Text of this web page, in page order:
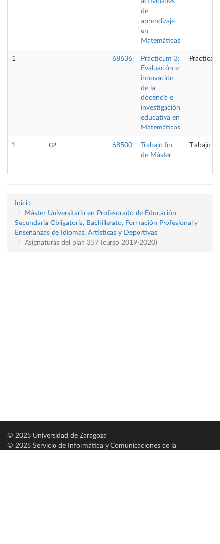
actividades
de
aprendizaje
en
Matemáticas
1 68636
Prácticum 3:
Evaluación e
innovación
de la
docencia e
investigación
educativa en
Matemáticas
Prácticas
1 C2 68500
Trabajo fin
de Máster
Trabajo
Inicio
Máster Universitario en Profesorado de Educación
Secundaria Obligatoria, Bachillerato, Formación Profesional y
Enseñanzas de Idiomas, Artísticas y Deportivas
Asignaturas del plan 357 (curso 2019-2020)
© 2026 Universidad de Zaragoza
© 2026 Servicio de Informática y Comunicaciones de la